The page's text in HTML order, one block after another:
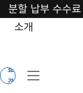
consulting
료
견
소개
분할 납부 수수료